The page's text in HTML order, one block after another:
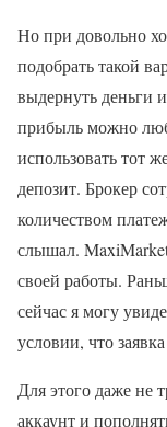
Но при довольно
подобрать такой
выдернуть деньги
прибыль можно
использовать тот
депозит. Брокер
количеством
слышал.
своей работы.
сейчас я могу
условии, что
Для этого даже не
аккаунт и